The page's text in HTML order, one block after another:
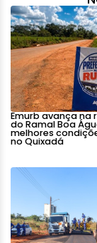
Emurb avança na
do Ramal Boa
melhores
no Quixadá